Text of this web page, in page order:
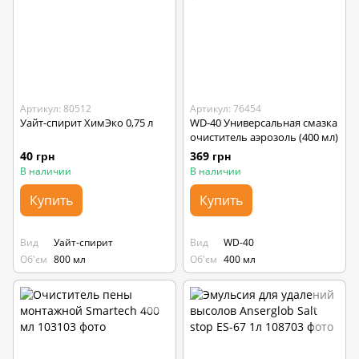
Артикул: 80512
Уайт-спирит ХимЭко 0,75 л
40 грн
В наличии
Купить
Вид
Уайт-спирит
Об'єм 800 мл
Артикул: 76454
WD-40 Универсальная смазка
очиститель аэрозоль (400 мл)
369 грн
В наличии
Купить
Вид
WD-40
Об'єм 400 мл